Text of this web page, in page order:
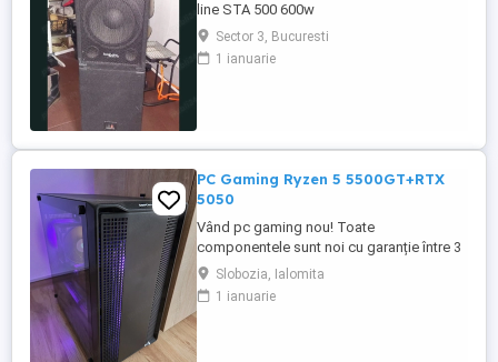
line STA 500 600w
Sector 3, Bucuresti
1 ianuarie
PC Gaming Ryzen 5 5500GT+RTX
5050
Vând pc gaming nou! Toate
componentele sunt noi cu garanție între 3
și 10 ani la eMAG. Preț FIX nu trimit prin
curier doar predare personală.
Configurație: Procesor Ryzen 5
Slobozia, Ialomita
1 ianuarie